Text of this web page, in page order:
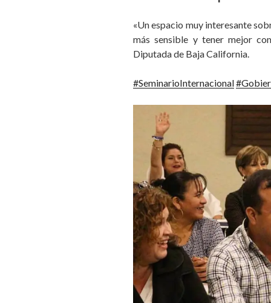
«Un espacio muy interesante
más sensible y tener mejor
Diputada de Baja California.
#SeminarioInternacional